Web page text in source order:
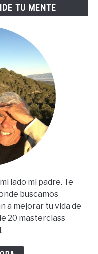
TU MENTE
lado mi padre. Te
buscamos
a mejorar tu vida de
20 masterclass